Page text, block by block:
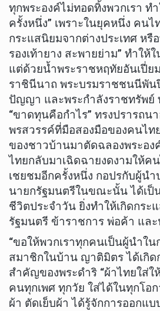
ทุกพระองค์ไม่ทอดทิ้งพวกเรา
ครั้งหนึ่ง” เพราะในยุคหนึ่ง ค
กระแสนิยมจากต่างประเทศ หรื
รองเท้ายาง สะพายย่าม” ทำใ
แต่ด้วยน้ำพระราชหฤทัยอันเปี่ย
ราชินีนาถ พระบรมราชชนนีพัน
ปัญญา และพระกำลังราชทรัพย์
“ขาดทุนคือกำไร” ทรงปรารถน
พรสวรรค์ที่มือสองมือของคนไท
ของชาวบ้านมาตัดฉลองพระอง
ไทยกลับมาเฉิดฉายงดงามให้ค
เชยชมอีกครั้งหนึ่ง กอปรกับผู้น
นายกรัฐมนตรีในขณะนั้น ได้เป็
ชีวิตประจำวัน ยิ่งทำให้เกิดกร
รัฐมนตรี ข้าราชการ พ่อค้า แล
“ขอให้พวกเราทุกคนเป็นผู้นำใ
สมาชิกในบ้าน ญาติมิตร ได้เกิ
สำคัญของพระดำริ “ผ้าไทยใส่
คนทุกเพศ ทุกวัย ใส่ได้ในทุกโอ
ผ้า ตัดเย็บผ้า ได้รู้จักการออกแ